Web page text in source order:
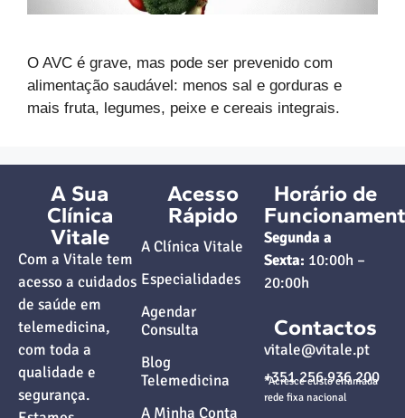
O AVC é grave, mas pode ser prevenido com
alimentação saudável: menos sal e gorduras e
mais fruta, legumes, peixe e cereais integrais.
A Sua
Clínica
Vitale
Com a Vitale tem
acesso a cuidados
de saúde em
telemedicina,
com toda a
qualidade e
segurança.
Acesso
Rápido
A Clínica Vitale
Especialidades
Agendar
Consulta
Blog
Telemedicina
A Minha Conta
Horário de
Segunda a
Sexta: 10:00h –
20:00h
Contactos
vitale@vitale.pt
+351 256 936 200
*Acresce custo chamada
rede fixa nacional